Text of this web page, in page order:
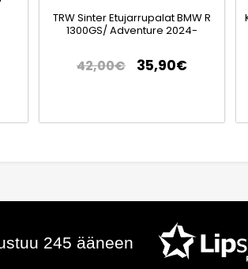
TRW Sinter Etujarrupalat BMW R
1300GS/ Adventure 2024-
42,00€ 35,90€
245 ääneen